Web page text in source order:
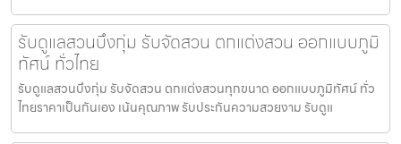
รับดูแลสวนบึงกุ่ม รับจัดสวน ตกแต่งสวน ออกแบบภูมิ
ทัศน์ ทั่วไทย
รับดูแลสวนบึงกุ่ม รับจัดสวน ตกแต่งสวนทุกขนาด ออกแบบภูมิทัศน์ ทั่ว
ไทยราคาเป็นกันเอง เน้นคุณภาพ รับประกันความสวยงาม รับดูแ